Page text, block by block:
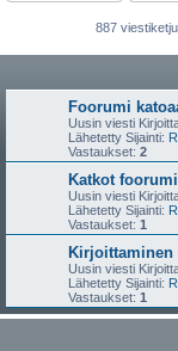
887
Foorumi
Uusin viesti
Lähetetty Sijainti:
Vastaukset: 2
Katkot
Uusin viesti
Lähetetty Sijainti:
Vastaukset: 1
Uusin viesti
Lähetetty Sijainti:
Vastaukset: 1